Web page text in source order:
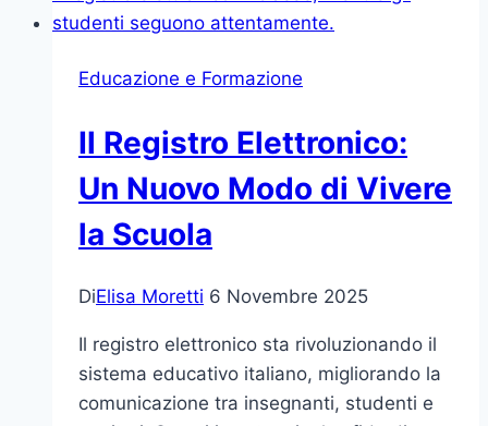
Educazione e Formazione
Il Registro Elettronico:
Un Nuovo Modo di Vivere
la Scuola
DiElisa Moretti 6 Novembre 2025
Il registro elettronico sta rivoluzionando il
sistema educativo italiano, migliorando la
comunicazione tra insegnanti, studenti e